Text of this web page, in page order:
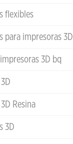
flexibles
para impresoras 3D
3D bq
Resina
3D